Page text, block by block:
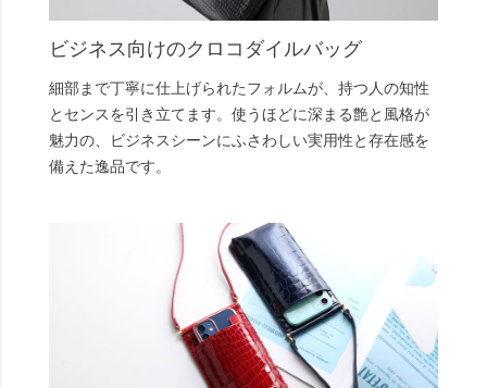
ビジネス向けのクロコダイルバッグ
細部まで丁寧に仕上げられたフォルムが、持つ人の知性
とセンスを引き立てます。使うほどに深まる艶と風格が
魅力の、ビジネスシーンにふさわしい実用性と存在感を
備えた逸品です。